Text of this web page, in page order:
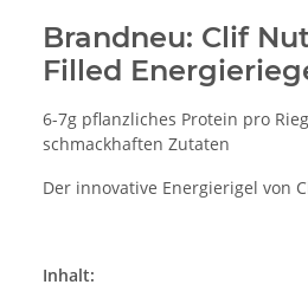
Brandneu: Clif
Filled
6-7g pflanzliches Protein pro
schmackhaften Zutaten
Der innovative Energierigel von
Inhalt: